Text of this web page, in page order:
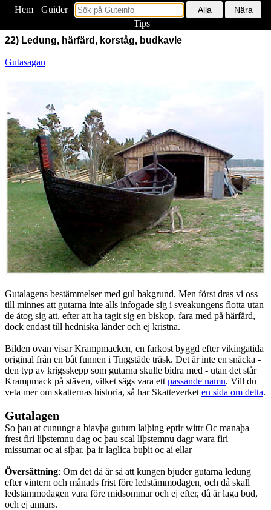
Hem
Guider
Tips
22) Ledung, härfärd, korståg, budkavle
Gutasagan
Gutalagens bestämmelser med gul bakgrund. Men först dras vi oss
till minnes att gutarna inte alls infogade sig i sveakungens flotta utan
de åtog sig att, efter att ha tagit sig en biskop, fara med på härfärd,
dock endast till hedniska länder och ej kristna.
Bilden ovan visar Krampmacken, en farkost byggd efter vikingatida
original från en båt funnen i Tingstäde träsk. Det är inte en snäcka -
den typ av krigsskepp som gutarna skulle bidra med - utan det står
Krampmack på stäven, vilket sägs vara ett passande namn. Vill du
veta mer om skatternas historia, så har Skatteverket en sida om detta.
Gutalagen
So þau at cunungr a biavþa gutum laiþing eptir wittr Oc manaþa
frest firi liþstemnu dag oc þau scal liþstemnu dagr wara firi
missumar oc ai siþar. þa ir laglica buþit oc ai ellar
Översättning: Om det då är så att kungen bjuder gutarna ledung
efter vintern och månads frist före ledstämmodagen, och då skall
ledstämmodagen vara före midsommar och ej efter, då är laga bud,
och ej annars.